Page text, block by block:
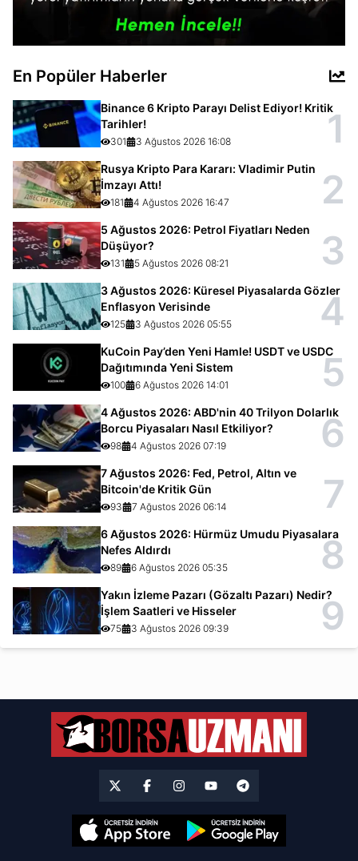
En Popüler Haberler
Binance 6 Kripto Parayı Delist Ediyor! Kritik
Tarihler!
301 3 Ağustos 2026 16:08 1
Rusya Kripto Para Kararı: Vladimir Putin
İmzayı Attı!
181 4 Ağustos 2026 16:47 2
5 Ağustos 2026: Petrol Fiyatları Neden
Düşüyor?
131 5 Ağustos 2026 08:21 3
3 Ağustos 2026: Küresel Piyasalarda Gözler
Enflasyon Verisinde
125 3 Ağustos 2026 05:55 4
KuCoin Pay’den Yeni Hamle! USDT ve USDC
Dağıtımında Yeni Sistem
100 6 Ağustos 2026 14:01 5
4 Ağustos 2026: ABD'nin 40 Trilyon Dolarlık
Borcu Piyasaları Nasıl Etkiliyor?
98 4 Ağustos 2026 07:19 6
7 Ağustos 2026: Fed, Petrol, Altın ve
Bitcoin'de Kritik Gün
93 7 Ağustos 2026 06:14 7
6 Ağustos 2026: Hürmüz Umudu Piyasalara
Nefes Aldırdı
89 6 Ağustos 2026 05:35 8
Yakın İzleme Pazarı (Gözaltı Pazarı) Nedir?
İşlem Saatleri ve Hisseler
75 3 Ağustos 2026 09:39 9